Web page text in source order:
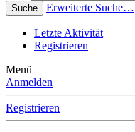
Suche Erweiterte Suche…
Letzte Aktivität
Registrieren
Menü
Anmelden
Registrieren